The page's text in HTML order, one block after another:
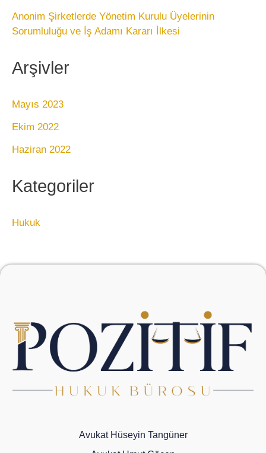
Anonim Şirketlerde Yönetim Kurulu Üyelerinin
Sorumluluğu ve İş Adamı Kararı İlkesi
Arşivler
Mayıs 2023
Ekim 2022
Haziran 2022
Kategoriler
Hukuk
Avukat Hüseyin Tangüner